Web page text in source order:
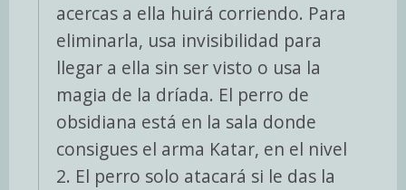
acercas a ella huirá corriendo. Para
eliminarla, usa invisibilidad para
llegar a ella sin ser visto o usa la
magia de la dríada. El perro de
obsidiana está en la sala donde
consigues el arma Katar, en el nivel
2. El perro solo atacará si le das la